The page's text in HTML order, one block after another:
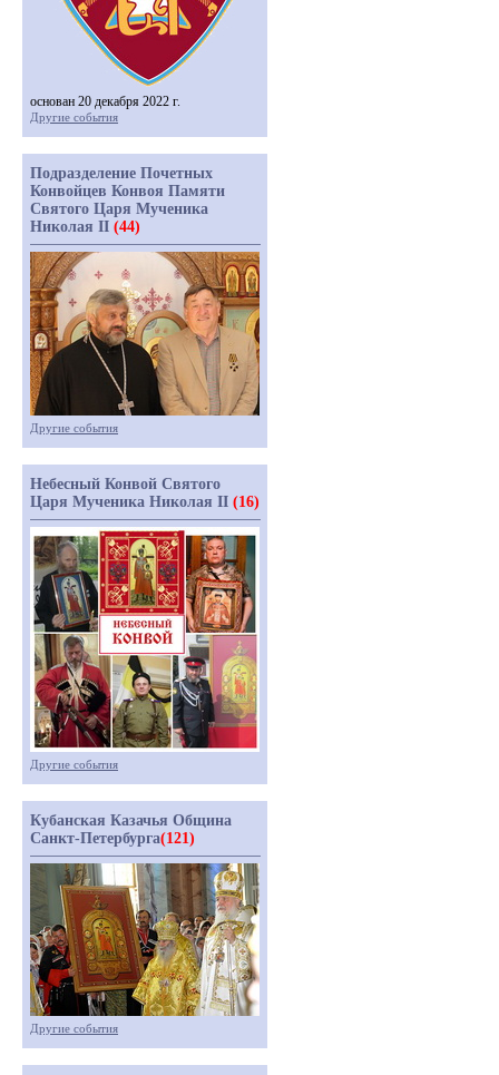
основан 20 декабря 2022 г.
Другие события
Подразделение Почетных
Конвойцев Конвоя Памяти
Святого Царя Мученика
Николая II (44)
Другие события
Небесный Конвой Святого
Царя Мученика Николая II (16)
Другие события
Кубанская Казачья Община
Санкт-Петербурга(121)
Другие события